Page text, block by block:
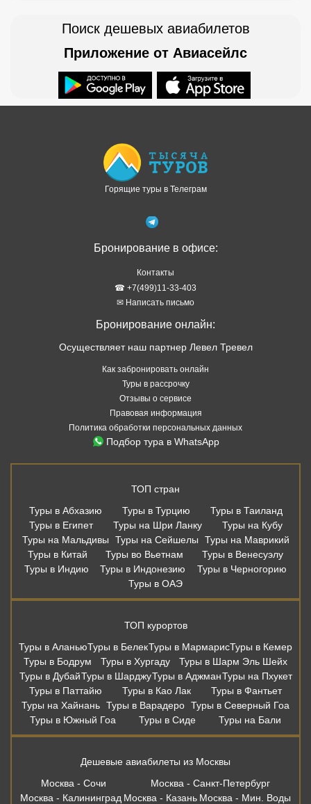
Поиск дешевых авиабилетов
Приложение от Авиасейлс
Горящие туры в Телеграм
Бронирование в офисе:
Контакты
☎ +7(499)11-33-403
✉ Написать письмо
Бронирование онлайн:
Осуществляет наш партнер Левел Тревел
Как забронировать онлайн
Туры в рассрочку
Отзывы о сервисе
Правовая информация
Политика обработки персональных данных
Подбор тура в WhatsApp
ТОП стран
Туры в Абхазию
Туры в Турцию
Туры в Таиланд
Туры в Египет
Туры на Шри Ланку
Туры на Кубу
Туры на Мальдивы
Туры на Сейшелы
Туры на Маврикий
Туры в Китай
Туры во Вьетнам
Туры в Венесуэлу
Туры в Индию
Туры в Индонезию
Туры в Черногорию
Туры в ОАЭ
ТОП курортов
Туры в АланьюТуры в БелекТуры в МармарисТуры в Кемер
Туры в Бодрум
Туры в Хургаду
Туры в Шарм Эль Шейх
Туры в ДубайТуры в ШарджуТуры в АджманТуры на Пхукет
Туры в Паттайю
Туры в Као Лак
Туры в Фантьет
Туры на Хайнань Туры в Варадеро Туры в Северный Гоа
Туры в Южный Гоа
Туры в Сиде Туры на Бали
Дешевые авиабилеты из Москвы
Москва - Сочи
Москва - Санкт-Петербург
Москва - Калининград Москва - Казань Москва - Мин. Воды